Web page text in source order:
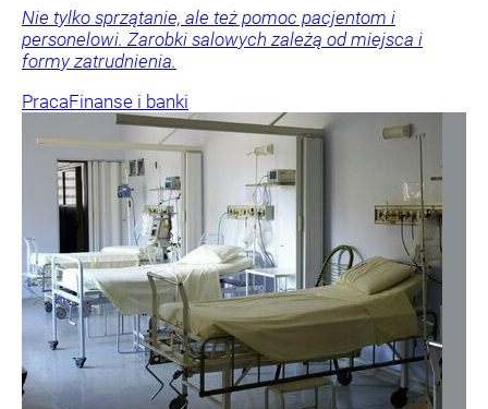
Nie tylko sprzątanie, ale też pomoc pacjentom i
personelowi. Zarobki salowych zależą od miejsca i
formy zatrudnienia.
PracaFinanse i banki